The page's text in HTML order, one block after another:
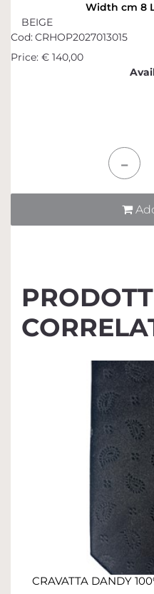
Width cm 8
BEIGE
Cod:CRHOP2027013015
Price: € 140,00
CRAVATTA DANDY